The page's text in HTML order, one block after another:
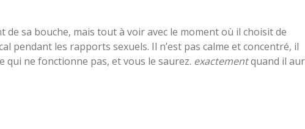
de sa bouche, mais tout à voir avec le moment où il choisit de
pendant les rapports sexuels. Il n’est pas calme et concentré, il
qui ne fonctionne pas, et vous le saurez. exactementquand il